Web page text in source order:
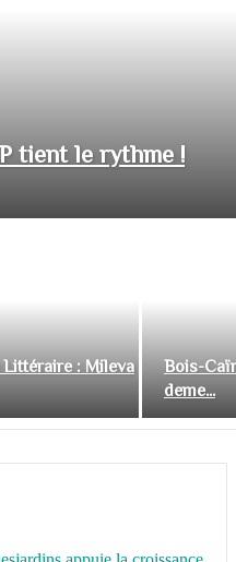
tient le rythme !
: Mileva
Bois-
deme...